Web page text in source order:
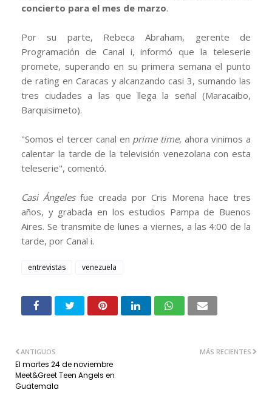
concierto para el mes de marzo.
Por su parte, Rebeca Abraham, gerente de
Programación de Canal i, informó que la teleserie
promete, superando en su primera semana el punto
de rating en Caracas y alcanzando casi 3, sumando las
tres ciudades a las que llega la señal (Maracaibo,
Barquisimeto).
"Somos el tercer canal en prime time, ahora vinimos a
calentar la tarde de la televisión venezolana con esta
teleserie", comentó.
Casi Ángelesfue creada por Cris Morena hace tres
años, y grabada en los estudios Pampa de Buenos
Aires. Se transmite de lunes a viernes, a las 4:00 de la
tarde, por Canal i.
entrevistas venezuela
MÁS RECIENTES
ANTIGUOS
El martes 24 de noviembre
Meet&Greet Teen Angels en
Guatemala